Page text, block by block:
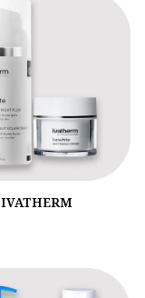
IVATHERM